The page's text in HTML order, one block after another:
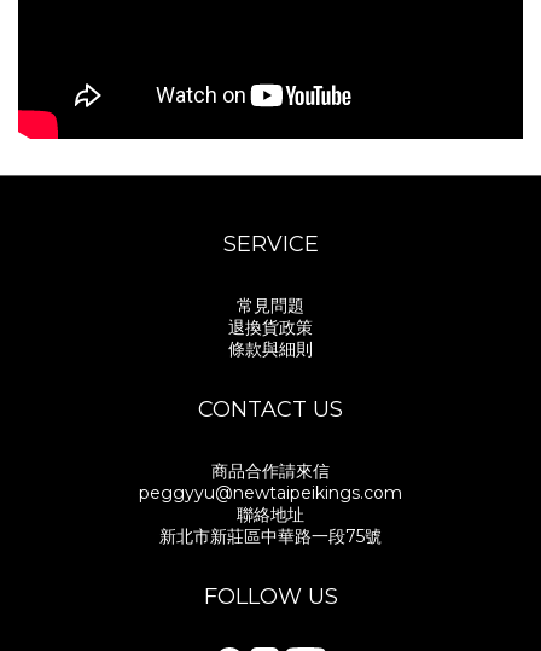
SERVICE
常見問題
退換貨政策
條款與細則
CONTACT US
商品合作請來信
peggyyu@newtaipeikings.com
聯絡地址
新北市新莊區中華路一段75號
FOLLOW US